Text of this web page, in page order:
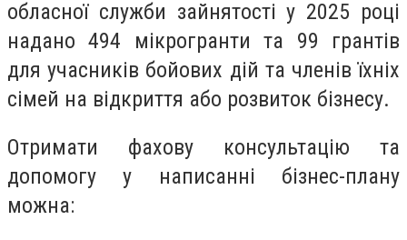
обласної служби зайнятості у 2025 році
надано 494 мікрогранти та 99 грантів
для учасників бойових дій та членів їхніх
сімей на відкриття або розвиток бізнесу.
Отримати фахову консультацію та
допомогу у написанні бізнес-плану
можна: